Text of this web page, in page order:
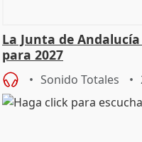
La Junta de
para 2027
Sonido Totales